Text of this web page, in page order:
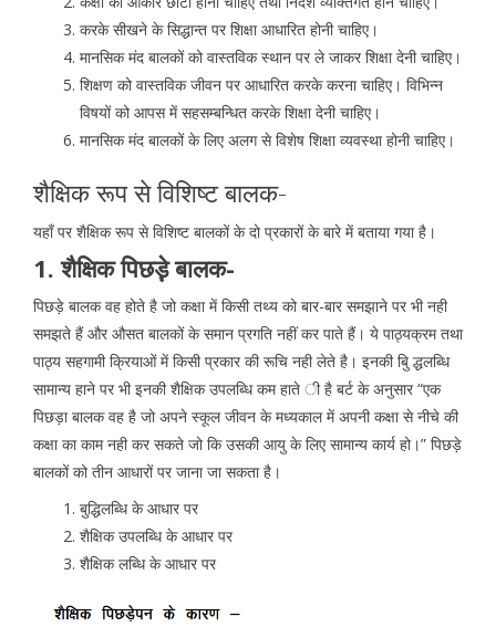
करके सीखने के सिद्धान्त पर शिक्षा आधारित होनी चाहिए।
मानसिक मंद बालकों को वास्तविक स्थान पर ले जाकर शिक्षा देनी चाहिए।
शिक्षण को वास्तविक जीवन पर आधारित करके करना चाहिए। विभिन्न
विषयों को आपस में सहसम्बन्धित करके शिक्षा देनी चाहिए।
मानसिक मंद बालकों के लिए अलग से विशेष शिक्षा व्यवस्था होनी चाहिए।
शैक्षिक रूप से विशिष्ट बालक-
यहाँ पर शैक्षिक रूप से विशिष्ट बालकों के दो प्रकारों के बारे में बताया गया है।
1. शैक्षिक पिछड़े़ बालक-
पिछड़े बालक वह होते है जो कक्षा में किसी तथ्य को बार-बार समझाने पर भी नही
समझते हैं और औसत बालकों के समान प्रगति नहीं कर पाते हैं। ये पाठ्यक्रम तथा
पाठ्य सहगामी क्रियाओं में किसी प्रकार की रूचि नही लेते है। इनकी बुि द्धलब्धि
सामान्य हाने पर भी इनकी शैक्षिक उपलब्धि कम हाते ी है बर्ट के अनुसार “एक
पिछड़ा बालक वह है जो अपने स्कूल जीवन के मध्यकाल में अपनी कक्षा से नीचे की
कक्षा का काम नही कर सकते जो कि उसकी आयु के लिए सामान्य कार्य हो।” पिछड़े
बालकों को तीन आधारों पर जाना जा सकता है।
बुद्धिलब्धि के आधार पर
शैक्षिक उपलब्धि के आधार पर
शैक्षिक लब्धि के आधार पर